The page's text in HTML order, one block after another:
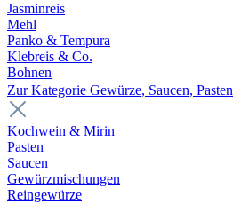
Jasminreis
Mehl
Panko & Tempura
Klebreis & Co.
Bohnen
Zur Kategorie Gewürze, Saucen, Pasten
Kochwein & Mirin
Pasten
Saucen
Gewürzmischungen
Reingewürze